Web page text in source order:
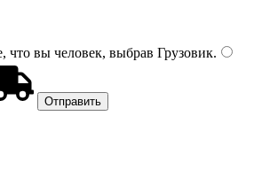
что вы человек, выбрав Грузовик.